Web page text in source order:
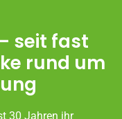
seit fast
rund um
30 Jahren ihr